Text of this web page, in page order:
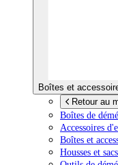
Boîtes et
Retour au
Boîtes de
Accessoires
Boîtes et
Housses et sacs